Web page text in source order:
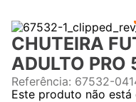
CHUTEIRA
ADULTO PRO
Referência: 67532-
Este produto não
5º tenis